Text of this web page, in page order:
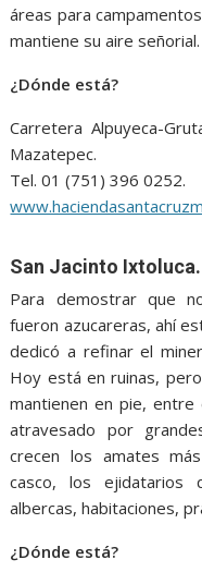
áreas para
mantiene su aire señorial.
¿Dónde está?
Carretera Alpuyeca-
Mazatepec.
Tel. 01 (751) 396 0252.
San Jacinto
Para demostrar que
fueron azucareras, ahí
dedicó a refinar el
Hoy está en ruinas,
mantienen en pie, entre
atravesado por
crecen los amates
casco, los ejidatarios
albercas, habitaciones,
¿Dónde está?